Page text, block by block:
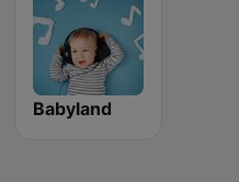
Babyland